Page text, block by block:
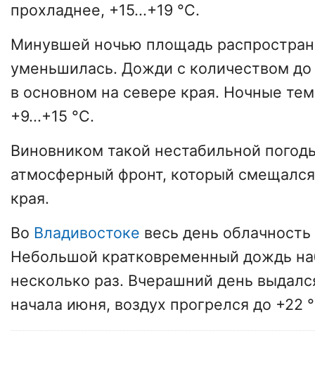
прохладнее, +15...+19 °С.
Минувшей ночью площадь
уменьшилась. Дожди с количеством до
в основном на севере края. Ночные
+9...+15 °С.
Виновником такой нестабильной
атмосферный фронт, который
края.
Во Владивостоке весь день
Небольшой кратковременный дождь
несколько раз. Вчерашний день
начала июня, воздух прогрелся до +22